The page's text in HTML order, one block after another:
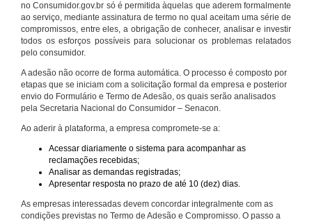
no Consumidor.gov.br só é permitida àquelas que aderem formalmente
ao serviço, mediante assinatura de termo no qual aceitam uma série de
compromissos, entre eles, a obrigação de conhecer, analisar e investir
todos os esforços possíveis para solucionar os problemas relatados
pelo consumidor.
A adesão não ocorre de forma automática. O processo é composto por
etapas que se iniciam com a solicitação formal da empresa e posterior
envio do Formulário e Termo de Adesão, os quais serão analisados
pela Secretaria Nacional do Consumidor – Senacon.
Ao aderir à plataforma, a empresa compromete-se a:
Acessar diariamente o sistema para acompanhar as
reclamações recebidas;
Analisar as demandas registradas;
Apresentar resposta no prazo de até 10 (dez) dias.
As empresas interessadas devem concordar integralmente com as
condições previstas no Termo de Adesão e Compromisso. O passo a